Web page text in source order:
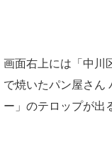
画面右上には「中川
で焼いたパン屋さん
ー」のテロップが出